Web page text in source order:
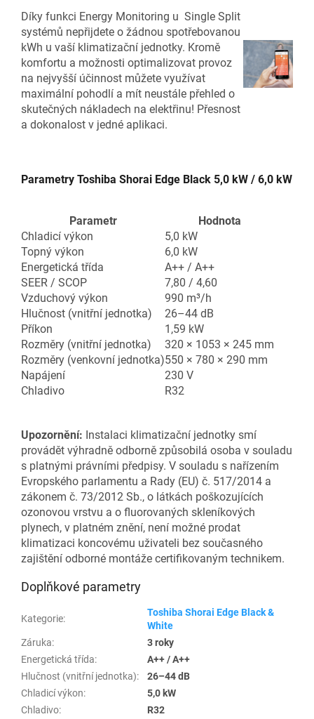
Díky funkci Energy Monitoring u Single Split
systémů nepřijdete o žádnou spotřebovanou
kWh u vaší klimatizační jednotky. Kromě
komfortu a možnosti optimalizovat provoz
na nejvyšší účinnost můžete využívat
maximální pohodlí a mít neustále přehled o
skutečných nákladech na elektřinu! Přesnost
a dokonalost v jedné aplikaci.
Parametry Toshiba Shorai Edge Black 5,0 kW / 6,0 kW
Parametr
Hodnota
Chladicí výkon
5,0 kW
Topný výkon
6,0 kW
Energetická třída
A++ / A++
SEER / SCOP
7,80 / 4,60
Vzduchový výkon
990 m³/h
Hlučnost (vnitřní jednotka)
26–44 dB
Příkon
1,59 kW
Rozměry (vnitřní jednotka)
320 × 1053 × 245 mm
Rozměry (venkovní jednotka)550 × 780 × 290 mm
Napájení
230 V
Chladivo
R32
Upozornění: Instalaci klimatizační jednotky smí
provádět výhradně odborně způsobilá osoba v souladu
s platnými právními předpisy. V souladu s nařízením
Evropského parlamentu a Rady (EU) č. 517/2014 a
zákonem č. 73/2012 Sb., o látkách poškozujících
ozonovou vrstvu a o fluorovaných skleníkových
plynech, v platném znění, není možné prodat
klimatizaci koncovému uživateli bez současného
zajištění odborné montáže certifikovaným technikem.
Doplňkové parametry
Kategorie:
Toshiba Shorai Edge Black &
White
Záruka:
3 roky
Energetická třída:
A++ / A++
Hlučnost (vnitřní jednotka):
26–44 dB
Chladicí výkon:
5,0 kW
Chladivo: R32